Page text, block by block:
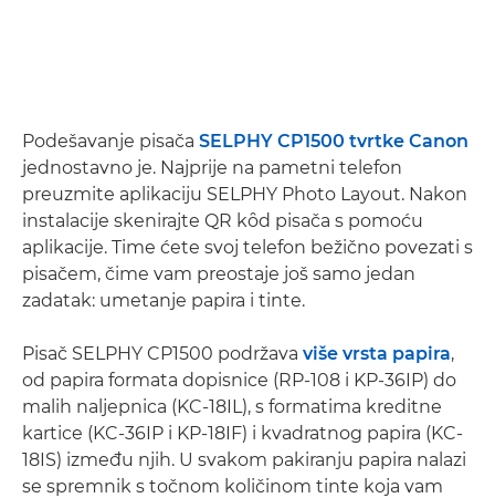
Podešavanje pisača SELPHY CP1500 tvrtke Canon
jednostavno je. Najprije na pametni telefon
preuzmite aplikaciju SELPHY Photo Layout. Nakon
instalacije skenirajte QR kȏd pisača s pomoću
aplikacije. Time ćete svoj telefon bežično povezati s
pisačem, čime vam preostaje još samo jedan
zadatak: umetanje papira i tinte.
Pisač SELPHY CP1500 podržava više vrsta papira,
od papira formata dopisnice (RP-108 i KP-36IP) do
malih naljepnica (KC-18IL), s formatima kreditne
kartice (KC-36IP i KP-18IF) i kvadratnog papira (KC-
18IS) između njih. U svakom pakiranju papira nalazi
se spremnik s točnom količinom tinte koja vam